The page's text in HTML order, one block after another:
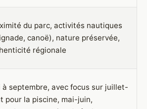
du parc, activités nautiques
canoë), nature préservée,
régionale
à septembre, avec focus sur juillet-
pour la piscine, mai-juin,